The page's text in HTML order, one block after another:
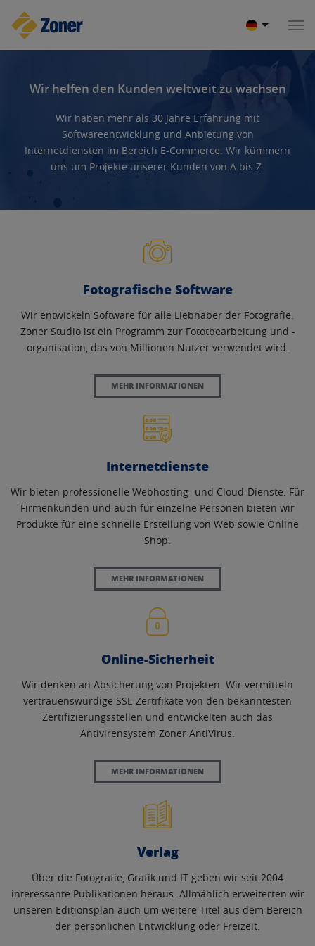
Wir helfen den Kunden weltweit zu wachsen
Wir haben mehr als 30 Jahre Erfahrung mit
Softwareentwicklung und Anbietung von
Internetdiensten im Bereich E-Commerce. Wir kümmern
uns um Projekte unserer Kunden von A bis Z.
Fotografische Software
Wir entwickeln Software für alle Liebhaber der Fotografie.
Zoner Studio ist ein Programm zur Fototbearbeitung und -
organisation, das von Millionen Nutzer verwendet wird.
MEHR INFORMATIONEN
Internetdienste
Wir bieten professionelle Webhosting- und Cloud-Dienste. Für
Firmenkunden und auch für einzelne Personen bieten wir
Produkte für eine schnelle Erstellung von Web sowie Online
Shop.
MEHR INFORMATIONEN
Online-Sicherheit
Wir denken an Absicherung von Projekten. Wir vermitteln
vertrauenswürdige SSL-Zertifikate von den bekanntesten
Zertifizierungsstellen und entwickelten auch das
Antivirensystem Zoner AntiVirus.
MEHR INFORMATIONEN
Verlag
Über die Fotografie, Grafik und IT geben wir seit 2004
interessante Publikationen heraus. Allmählich erweiterten wir
unseren Editionsplan auch um weitere Titel aus dem Bereich
der persönlichen Entwicklung oder Freizeit.